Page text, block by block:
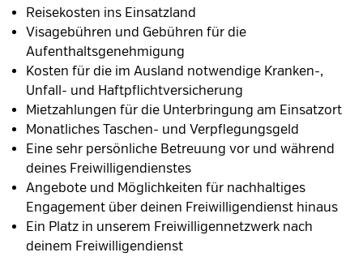
Reisekosten ins Einsatzland
Visagebühren und Gebühren für die
Aufenthaltsgenehmigung
Kosten für die im Ausland notwendige Kranken-,
Unfall- und Haftpflichtversicherung
Mietzahlungen für die Unterbringung am Einsatzort
Monatliches Taschen- und Verpflegungsgeld
Eine sehr persönliche Betreuung vor und während
deines Freiwilligendienstes
Angebote und Möglichkeiten für nachhaltiges
Engagement über deinen Freiwilligendienst hinaus
Ein Platz in unserem Freiwilligennetzwerk nach
deinem Freiwilligendienst